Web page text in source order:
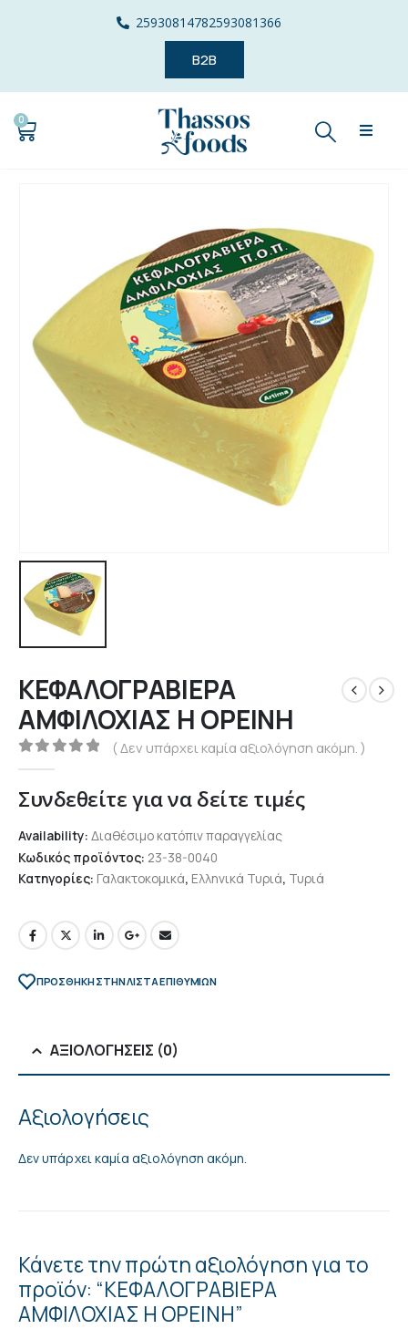
25930814782593081366
B2B
0
ΚΕΦΑΛΟΓΡΑΒΙΕΡΑ
ΑΜΦΙΛΟΧΙΑΣ Η ΟΡΕΙΝΗ
0out of 5
( Δεν υπάρχει καμία αξιολόγηση ακόμη. )
Συνδεθείτε για να δείτε τιμές
Availability: Διαθέσιμο κατόπιν παραγγελίας
Κωδικός προϊόντος: 23-38-0040
Κατηγορίες: Γαλακτοκομικά, Ελληνικά Τυριά, Τυριά
ΠΡΌΣΘΉΚΗ ΣΤΗΝ ΛΊΣΤΑ ΕΠΙΘΥΜΙΏΝ
ΑΞΙΟΛΟΓΉΣΕΙΣ (0)
Αξιολογήσεις
Δεν υπάρχει καμία αξιολόγηση ακόμη.
Κάνετε την πρώτη αξιολόγηση για το
προϊόν: “ΚΕΦΑΛΟΓΡΑΒΙΕΡΑ
ΑΜΦΙΛΟΧΙΑΣ Η ΟΡΕΙΝΗ”